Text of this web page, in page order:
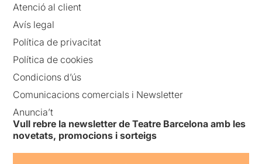
Atenció al client
Avís legal
Política de privacitat
Política de cookies
Condicions d’ús
Comunicacions comercials i Newsletter
Anuncia’t
Vull rebre la newsletter de Teatre Barcelona amb les
novetats, promocions i sorteigs